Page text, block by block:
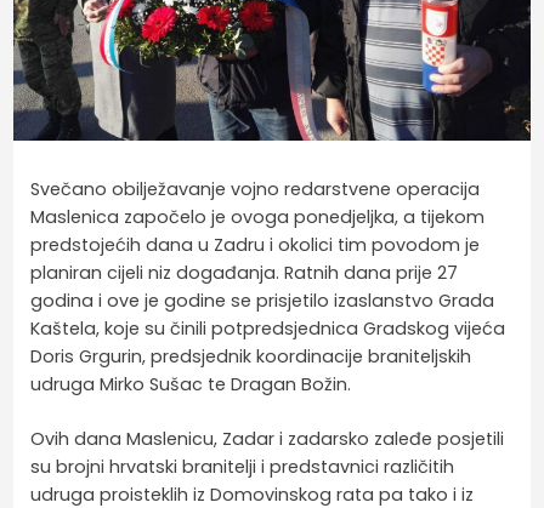
Svečano obilježavanje vojno redarstvene operacija
Maslenica započelo je ovoga ponedjeljka, a tijekom
predstojećih dana u Zadru i okolici tim povodom je
planiran cijeli niz događanja. Ratnih dana prije 27
godina i ove je godine se prisjetilo izaslanstvo Grada
Kaštela, koje su činili potpredsjednica Gradskog vijeća
Doris Grgurin, predsjednik koordinacije braniteljskih
udruga Mirko Sušac te Dragan Božin.
Ovih dana Maslenicu, Zadar i zadarsko zaleđe posjetili
su brojni hrvatski branitelji i predstavnici različitih
udruga proisteklih iz Domovinskog rata pa tako i iz